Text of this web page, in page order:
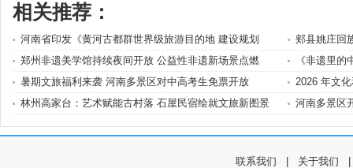
相关推荐：
河南省印发《黄河古都群世界级旅游目的地 建设规划
郏县姚庄回
郑州非遗美学馆持续夜间开放 公益性非遗新场景点燃
《非遗里
暑期文旅福利来袭 河南多景区对中高考生免票开放
2026 年文
林州高家台：艺术赋能古村落 石屋民宿绘就文旅新图景
河南多景区
联系我们 关于我们